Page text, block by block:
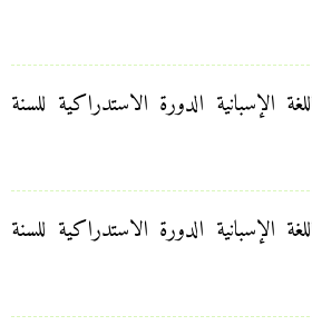
الإسبانية الدورة الاستدراكية للسنة
الإسبانية الدورة الاستدراكية للسنة